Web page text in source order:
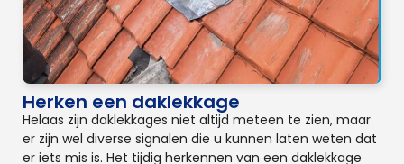
Herken een daklekkage
Helaas zijn daklekkages niet altijd meteen te zien, maar
er zijn wel diverse signalen die u kunnen laten weten dat
er iets mis is. Het tijdig herkennen van een daklekkage